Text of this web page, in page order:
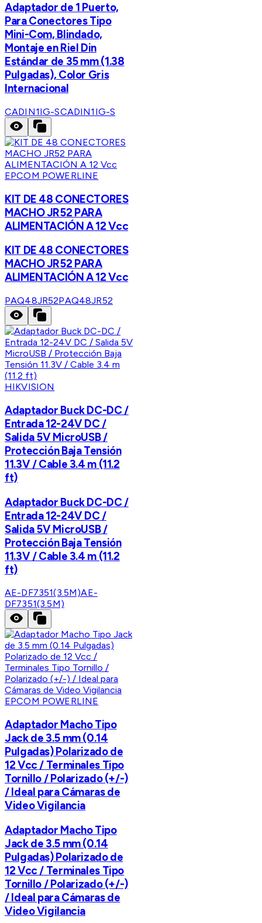
Adaptador de 1 Puerto,
Para Conectores Tipo
Mini-Com, Blindado,
Montaje en Riel Din
Estándar de 35 mm (1.38
Pulgadas), Color Gris
Internacional
CADIN1IG-SCADIN1IG-S
EPCOM POWERLINE
KIT DE 48 CONECTORES
MACHO JR52 PARA
ALIMENTACIÓN A 12 Vcc
KIT DE 48 CONECTORES
MACHO JR52 PARA
ALIMENTACIÓN A 12 Vcc
PAQ48JR52PAQ48JR52
HIKVISION
Adaptador Buck DC-DC /
Entrada 12-24V DC /
Salida 5V MicroUSB /
Protección Baja Tensión
11.3V / Cable 3.4 m (11.2
ft)
Adaptador Buck DC-DC /
Entrada 12-24V DC /
Salida 5V MicroUSB /
Protección Baja Tensión
11.3V / Cable 3.4 m (11.2
ft)
AE-DF7351(3.5M)AE-
DF7351(3.5M)
EPCOM POWERLINE
Adaptador Macho Tipo
Jack de 3.5 mm (0.14
Pulgadas) Polarizado de
12 Vcc / Terminales Tipo
Tornillo / Polarizado (+/-)
/ Ideal para Cámaras de
Video Vigilancia
Adaptador Macho Tipo
Jack de 3.5 mm (0.14
Pulgadas) Polarizado de
12 Vcc / Terminales Tipo
Tornillo / Polarizado (+/-)
/ Ideal para Cámaras de
Video Vigilancia